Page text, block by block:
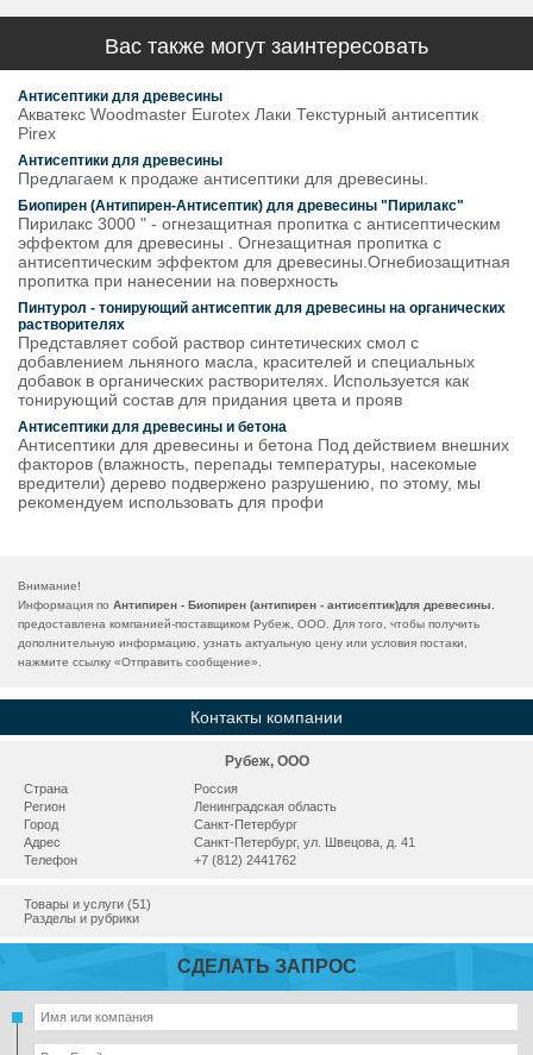
Вас также могут заинтересовать
Антисептики для древесины
Акватекс Woodmaster Eurotex Лаки Текстурный антисептик
Pirex
Антисептики для древесины
Предлагаем к продаже антисептики для древесины.
Биопирен (Антипирен-Антисептик) для древесины "Пирилакс"
Пирилакс 3000 " - огнезащитная пропитка с антисептическим
эффектом для древесины . Огнезащитная пропитка с
антисептическим эффектом для древесины.Огнебиозащитная
пропитка при нанесении на поверхность
Пинтурол - тонирующий антисептик для древесины на органических
растворителях
Представляет собой раствор синтетических смол с
добавлением льняного масла, красителей и специальных
добавок в органических растворителях. Используется как
тонирующий состав для придания цвета и прояв
Антисептики для древесины и бетона
Антисептики для древесины и бетона Под действием внешних
факторов (влажность, перепады температуры, насекомые
вредители) дерево подвержено разрушению, по этому, мы
рекомендуем использовать для профи
Внимание!
Информация по Антипирен - Биопирен (антипирен - антисептик)для древесины.
предоставлена компанией-поставщиком Рубеж, ООО. Для того, чтобы получить
дополнительную информацию, узнать актуальную цену или условия постаки,
нажмите ссылку «Отправить сообщение».
Контакты компании
Рубеж, ООО
Страна
Россия
Регион
Ленинградская область
Город
Санкт-Петербург
Адрес
Санкт-Петербург, ул. Швецова, д. 41
Телефон
+7 (812) 2441762
Товары и услуги (51)
Разделы и рубрики
СДЕЛАТЬ ЗАПРОС